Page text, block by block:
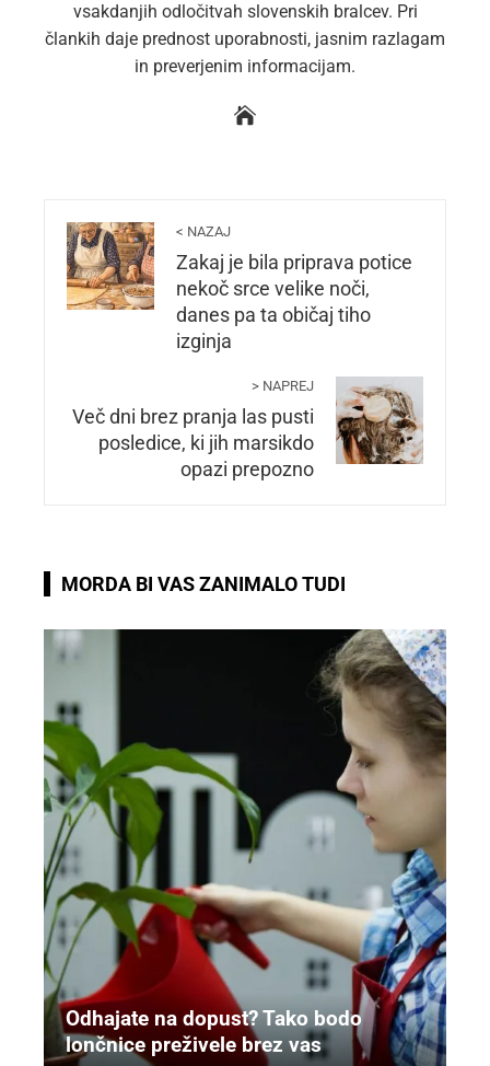
vsakdanjih odločitvah slovenskih bralcev. Pri
člankih daje prednost uporabnosti, jasnim razlagam
in preverjenim informacijam.
< NAZAJ
Zakaj je bila priprava potice
nekoč srce velike noči,
danes pa ta običaj tiho
izginja
> NAPREJ
Več dni brez pranja las pusti
posledice, ki jih marsikdo
opazi prepozno
MORDA BI VAS ZANIMALO TUDI
Odhajate na dopust? Tako bodo
lončnice preživele brez vas